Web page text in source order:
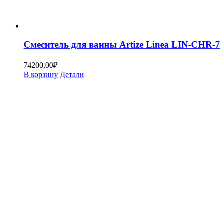
Смеситель для ванны Artize Linea LIN-CHR-
74200,00₽
В корзину Детали